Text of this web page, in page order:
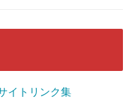
イトリンク集